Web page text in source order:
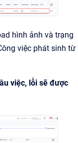
hình ảnh và trạng
việc phát sinh từ
việc, lỗi sẽ được